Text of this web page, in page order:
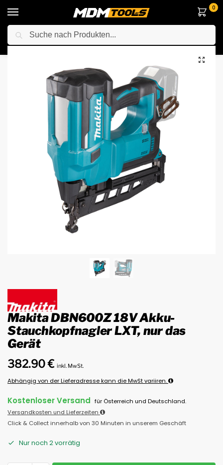
0
Startseite / Elektrowerkzeuge / Anderes Elektrowerkzeuge
Makita DBN600Z 18V Akku-
Stauchkopfnagler LXT, nur das
Gerät
382.90€ inkl. MwSt.
Abhängig von der Lieferadresse kann die MwSt variiren.
Kostenloser Versand für Österreich und Deutschland.
Versandkosten und Lieferzeiten
Click & Collect innerhalb von 30 Minuten in unserem Geschäft
Nur noch 2 vorrätig